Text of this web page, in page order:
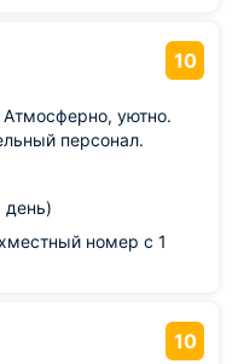
10
Атмосферно, уютно.
персонал.
день)
номер с 1
10